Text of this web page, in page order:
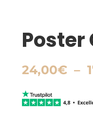
Poster
24,00€ –